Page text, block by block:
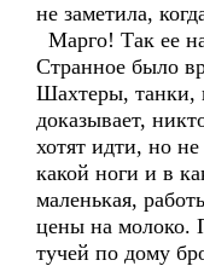
не заметила,
Марго! Так ее
Странное было
Шахтеры, танки,
доказывает,
хотят идти, но
какой ноги и в
маленькая,
цены на молоко.
тучей по дому